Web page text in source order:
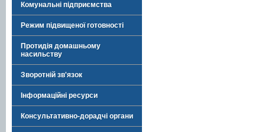
Комунальні підприємства
Режим підвищеної готовності
Протидія домашньому
насильству
Зворотній зв'язок
Інформаційні ресурси
Консультативно-дорадчі органи